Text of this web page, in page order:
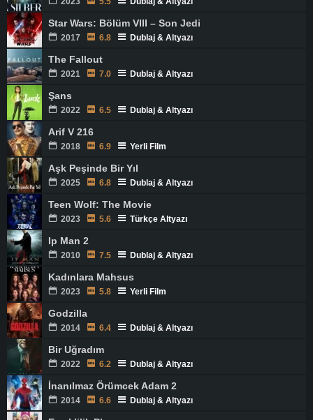
Star Wars: Bölüm VIII – Son Jedi
2017 6.8 Dublaj & Altyazı
The Fallout
2021 7.0 Dublaj & Altyazı
Şans
2022 6.5 Dublaj & Altyazı
Arif V 216
2018 6.9 Yerli Film
Aşk Peşinde Bir Yıl
2025 6.8 Dublaj & Altyazı
Teen Wolf: The Movie
2023 5.6 Türkçe Altyazı
Ip Man 2
2010 7.5 Dublaj & Altyazı
Kadınlara Mahsus
2023 5.8 Yerli Film
Godzilla
2014 6.4 Dublaj & Altyazı
Bir Uğradım
2022 6.2 Dublaj & Altyazı
İnanılmaz Örümcek Adam 2
2014 6.6 Dublaj & Altyazı